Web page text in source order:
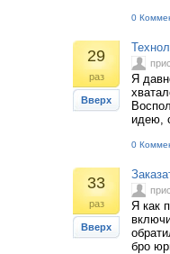
0
29
раз
Вверх
Я
идею,
0
33
раз
Вверх
Я как
бро